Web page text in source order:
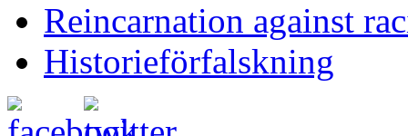
Reincarnation against
Historieförfalskning